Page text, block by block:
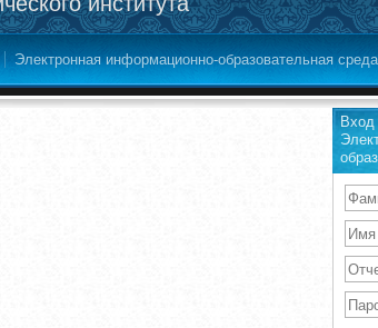
Электронная информационно-образовательная
Вход